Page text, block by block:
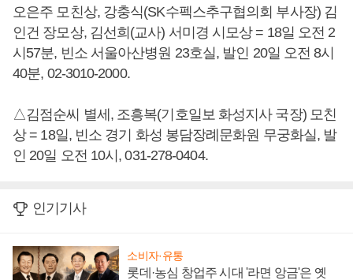
오은주 모친상, 강충식(SK수펙스추구협의회 부사장) 김
인건 장모상, 김선희(교사) 서미경 시모상 = 18일 오전 2
시57분, 빈소 서울아산병원 23호실, 발인 20일 오전 8시
40분, 02-3010-2000.
△김점순씨 별세, 조흥복(기호일보 화성지사 국장) 모친
상 = 18일, 빈소 경기 화성 봉담장례문화원 무궁화실, 발
인 20일 오전 10시, 031-278-0404.
인기기사
소비자·유통
롯데·농심 창업주 시대 '라면 앙금'은 옛